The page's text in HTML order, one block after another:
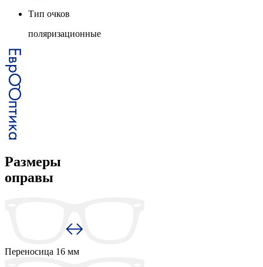
Тип очков
поляризационные
Размеры
оправы
Переносица 16 мм